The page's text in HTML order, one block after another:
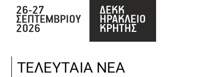
ΤΕΛΕΥΤΑΙΑ ΝΕΑ